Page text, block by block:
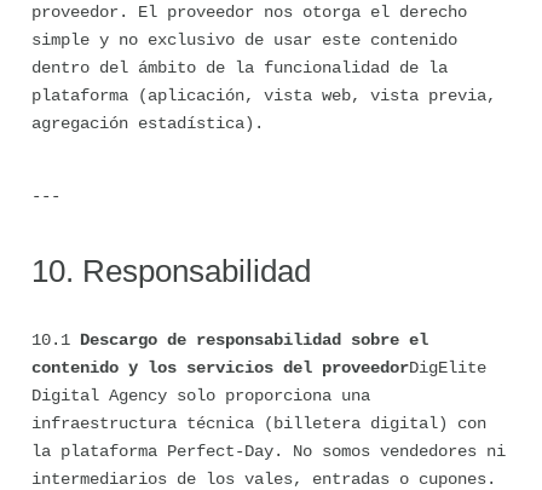
proveedor. El proveedor nos otorga el derecho
simple y no exclusivo de usar este contenido
dentro del ámbito de la funcionalidad de la
plataforma (aplicación, vista web, vista previa,
agregación estadística).
---
10. Responsabilidad
10.1 Descargo de responsabilidad sobre el
contenido y los servicios del proveedorDigElite
Digital Agency solo proporciona una
infraestructura técnica (billetera digital) con
la plataforma Perfect-Day. No somos vendedores ni
intermediarios de los vales, entradas o cupones.